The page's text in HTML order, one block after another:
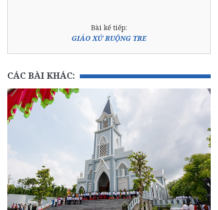
Bài kế tiếp:
GIÁO XỨ RUỘNG TRE
CÁC BÀI KHÁC: